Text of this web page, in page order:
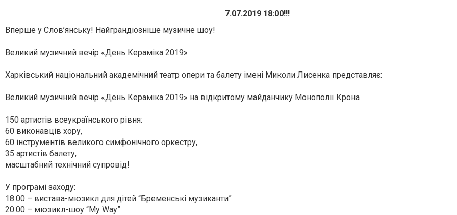
7.07.2019 18:00!!!
Вперше у Слов’янську! Найграндіозніше музичне шоу!
Великий музичний вечір «День Кераміка 2019»
Харківський національний академічний театр опери та балету імені Миколи Лисенка представляє:
Великий музичний вечір «День Кераміка 2019» на відкритому майданчику Монополії Крона
150 артистів всеукраїнського рівня:
60 виконавців хору,
60 інструментів великого симфонічного оркестру,
35 артистів балету,
масштабний технічний супровід!
У програмі заходу:
18:00 – вистава-мюзикл для дітей “Бременські музиканти”
20:00 – мюзикл-шоу “My Way”